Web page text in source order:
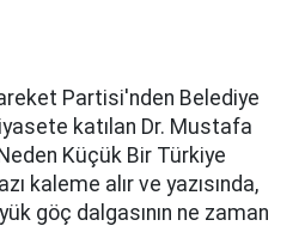
Partisi'nden Belediye
katılan Dr. Mustafa
Küçük Bir Türkiye
kaleme alır ve yazısında,
göç dalgasının ne zaman